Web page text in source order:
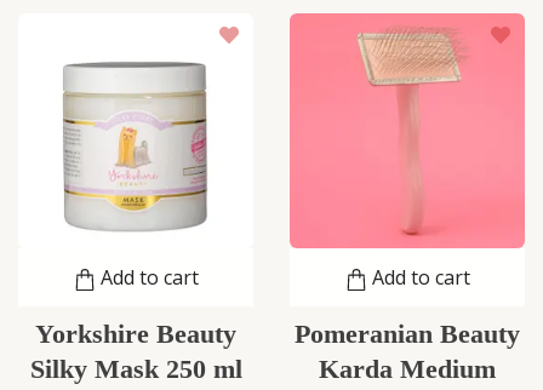
Add to cart
Yorkshire Beauty
Silky Mask 250 ml
Add to cart
Pomeranian Beauty
Karda Medium